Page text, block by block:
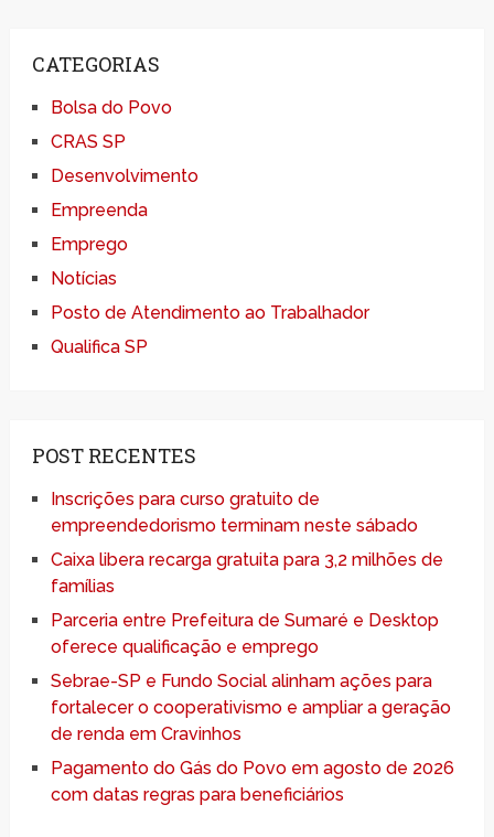
CATEGORIAS
Bolsa do Povo
CRAS SP
Desenvolvimento
Empreenda
Emprego
Notícias
Posto de Atendimento ao Trabalhador
Qualifica SP
POST RECENTES
Inscrições para curso gratuito de
empreendedorismo terminam neste sábado
Caixa libera recarga gratuita para 3,2 milhões de
famílias
Parceria entre Prefeitura de Sumaré e Desktop
oferece qualificação e emprego
Sebrae-SP e Fundo Social alinham ações para
fortalecer o cooperativismo e ampliar a geração
de renda em Cravinhos
Pagamento do Gás do Povo em agosto de 2026
com datas regras para beneficiários